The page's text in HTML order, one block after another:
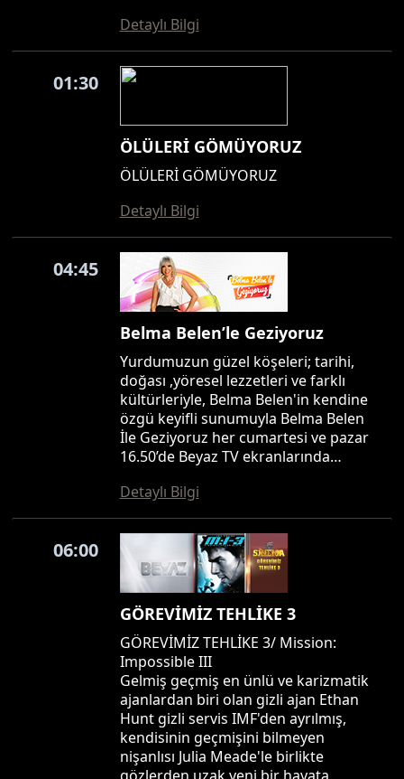
Detaylı Bilgi
01:30
ÖLÜLERİ GÖMÜYORUZ
ÖLÜLERİ GÖMÜYORUZ
Detaylı Bilgi
04:45
Belma Belen’le Geziyoruz
Yurdumuzun güzel köşeleri; tarihi,
doğası ,yöresel lezzetleri ve farklı
kültürleriyle, Belma Belen'in kendine
özgü keyifli sunumuyla Belma Belen
İle Geziyoruz her cumartesi ve pazar
16.50’de Beyaz TV ekranlarında…
Detaylı Bilgi
06:00
GÖREVİMİZ TEHLİKE 3
GÖREVİMİZ TEHLİKE 3/ Mission:
Impossible III
Gelmiş geçmiş en ünlü ve karizmatik
ajanlardan biri olan gizli ajan Ethan
Hunt gizli servis IMF'den ayrılmış,
kendisinin geçmişini bilmeyen
nişanlısı Julia Meade'le birlikte